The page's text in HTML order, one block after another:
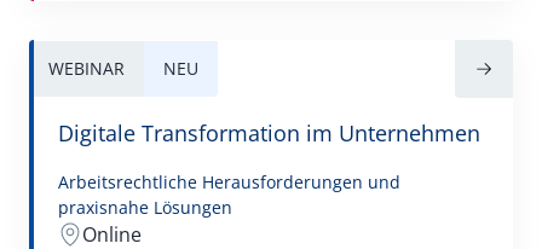
WEBINAR NEU
Digitale Transformation im Unternehmen
Arbeitsrechtliche Herausforderungen und
praxisnahe Lösungen
Online